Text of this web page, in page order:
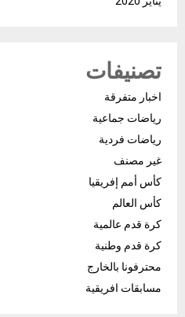
تصنيفات
اخبار متفرقة
رياضات جماعية
رياضات فردية
غير مصنف
كأس أمم إفريقيا
كأس العالم
كرة قدم عالمية
كرة قدم وطنية
محترفونا بالخارج
مسابقات افريقية